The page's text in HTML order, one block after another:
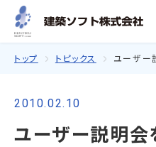
トップ トピックス ユーザー
2010.02.10
ユーザー説明会